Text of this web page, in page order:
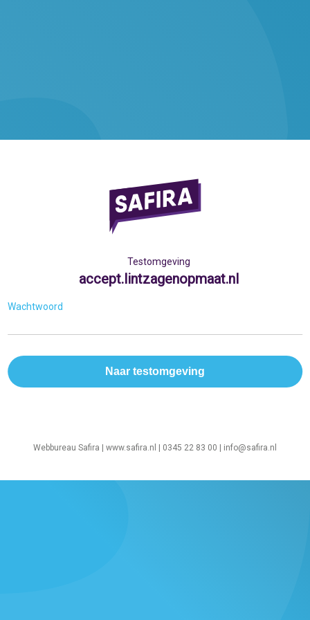
Testomgeving
accept.lintzagenopmaat.nl
Wachtwoord
Webbureau Safira | www.safira.nl | 0345 22 83 00 | info@safira.nl